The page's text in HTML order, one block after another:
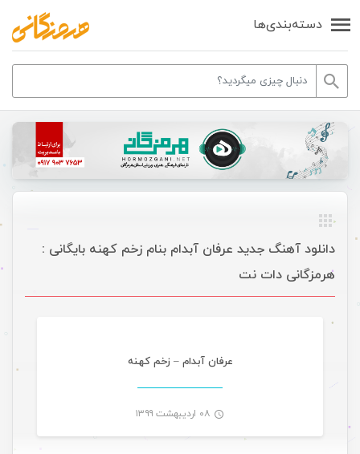
دسته‌بندی‌ها
دانلود آهنگ جدید عرفان آبدام بنام زخم کهنه بایگانی :
هرمزگانی دات نت
عرفان آبدام – زخم کهنه
۰۸ اردیبهشت ۱۳۹۹